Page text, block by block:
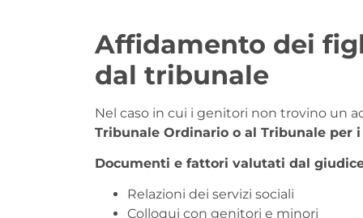
Affidamento dei
dal tribunale
Nel caso in cui i genitori non trovino un
Tribunale Ordinario o al Tribunale per
Documenti e fattori valutati dal
Relazioni dei servizi sociali
Colloqui con genitori e minori